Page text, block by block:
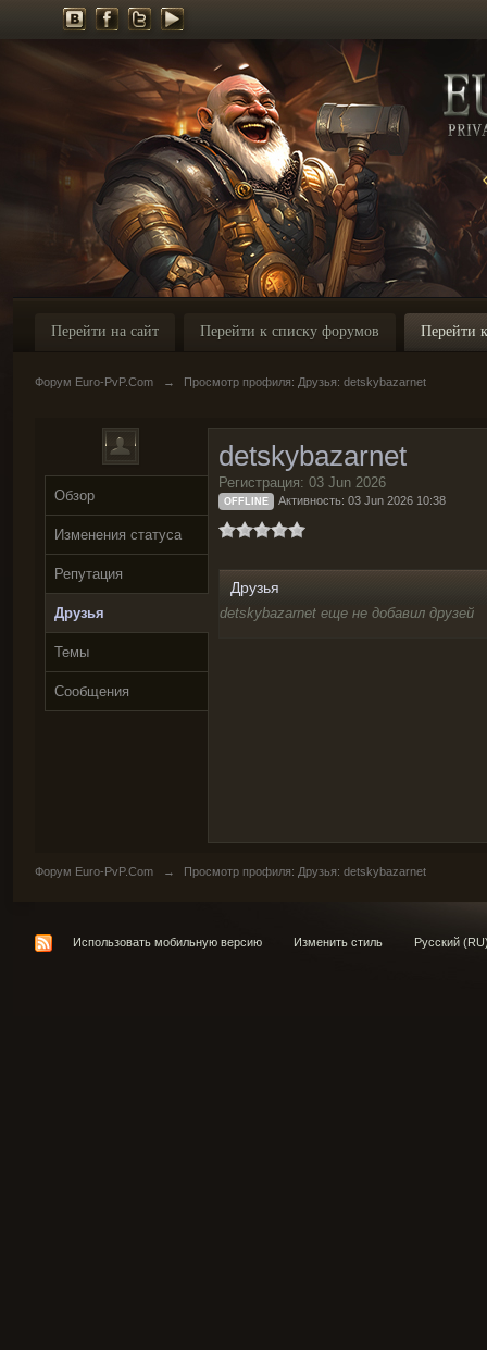
Перейти на сайт Перейти к списку форумов Перейти
Форум Euro-PvP.Com → Просмотр профиля: Друзья: detskybazarnet
Обзор
Изменения статуса
Репутация
Друзья
Темы
Сообщения
detskybazarnet
Регистрация: 03 Jun 2026
OFFLINE Активность: 03 Jun 2026 10:38
Друзья
detskybazarnet еще не добавил друзей
Форум Euro-PvP.Com → Просмотр профиля: Друзья: detskybazarnet
Использовать мобильную версию Изменить стиль Русский